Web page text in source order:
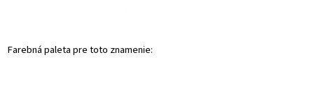
Farebná paleta pre toto znamenie: